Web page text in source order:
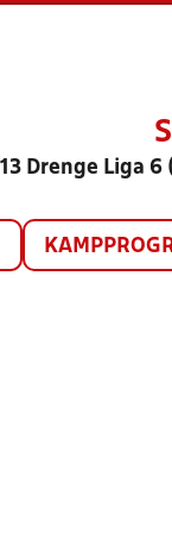
Drenge Liga